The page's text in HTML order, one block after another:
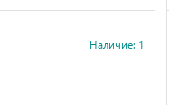
Наличие: 1